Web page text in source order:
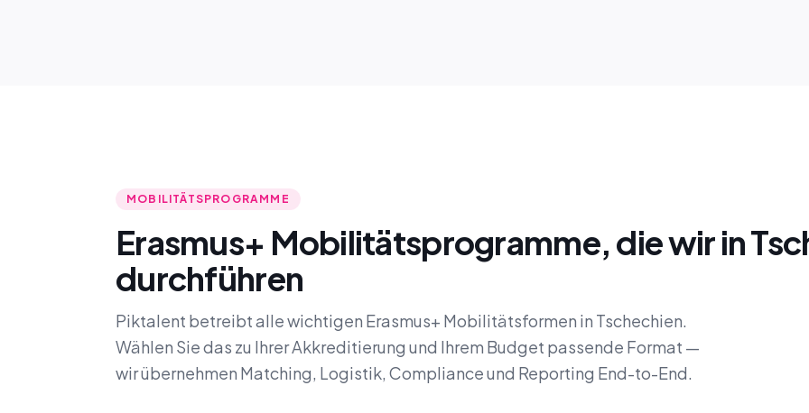
MOBILITÄTSPROGRAMME
Erasmus+ Mobilitätsprogramme, die wir in
durchführen
Piktalent betreibt alle wichtigen Erasmus+ Mobilitätsformen in Tschechien.
Wählen Sie das zu Ihrer Akkreditierung und Ihrem Budget passende Format —
wir übernehmen Matching, Logistik, Compliance und Reporting End-to-End.